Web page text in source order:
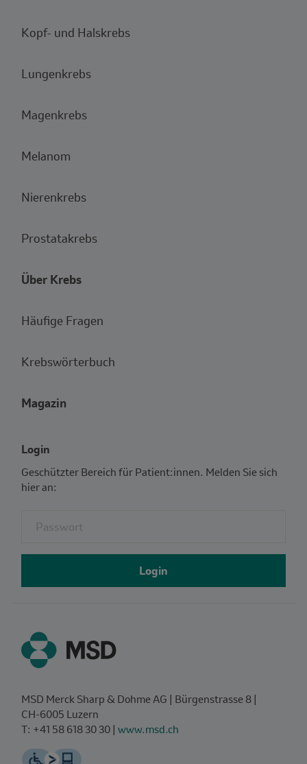
Kopf- und Halskrebs
Lungenkrebs
Magenkrebs
Melanom
Nierenkrebs
Prostatakrebs
Über Krebs
Häufige Fragen
Krebswörterbuch
Magazin
Login
Geschützter Bereich für Patient:innen. Melden Sie sich
hier an:
Login
MSD Merck Sharp & Dohme AG | Bürgenstrasse 8 |
CH‑6005 Luzern
T: +41 58 618 30 30 | www.msd.ch